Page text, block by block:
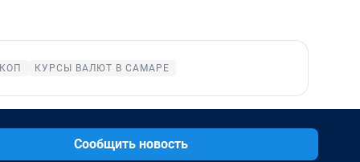
КУРСЫ ВАЛЮТ В САМАРЕ
Сообщить новость